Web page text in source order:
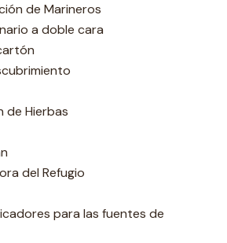
de Marineros
a doble cara
de Hierbas
del Refugio
para las fuentes de